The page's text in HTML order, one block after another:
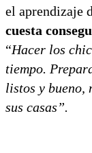
el aprendizaje
cuesta
“Hacer los
tiempo.
listos y bueno,
sus casas”.